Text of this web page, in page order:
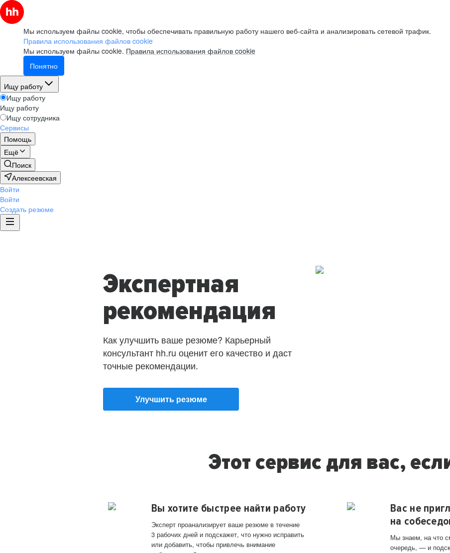
Мы используем файлы cookie, чтобы обеспечивать правильную работу нашего веб-сайта и анализировать сетевой трафик.
Правила использования файлов cookie
Мы используем файлы cookie. Правила использования файлов cookie
Понятно
Ищу работу
Ищу работу
Ищу работу
Ищу сотрудника
Сервисы
Помощь
Ещё
Поиск
Алексеевская
Войти
Войти
Создать резюме
Экспертная
рекомендация
Как улучшить ваше резюме? Карьерный
консультант hh.ru оценит его качество и даст
точные рекомендации.
Улучшить резюме
Этот сервис для вас,
Вы хотите быстрее найти работу
Эксперт проанализирует ваше резюме в течение
3 рабочих дней и подскажет, что нужно исправить
или добавить, чтобы привлечь внимание
Вас не
на
Мы знаем, на что
очередь, — и